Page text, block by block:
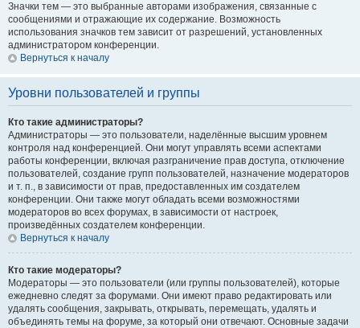
Значки тем — это выбранные авторами изображения, связанные с
сообщениями и отражающие их содержание. Возможность
использования значков тем зависит от разрешений, установленных
администратором конференции.
Вернуться к началу
Уровни пользователей и группы
Кто такие администраторы?
Администраторы — это пользователи, наделённые высшим уровнем
контроля над конференцией. Они могут управлять всеми аспектами
работы конференции, включая разграничение прав доступа, отключение
пользователей, создание групп пользователей, назначение модераторов
и т. п., в зависимости от прав, предоставленных им создателем
конференции. Они также могут обладать всеми возможностями
модераторов во всех форумах, в зависимости от настроек,
произведённых создателем конференции.
Вернуться к началу
Кто такие модераторы?
Модераторы — это пользователи (или группы пользователей), которые
ежедневно следят за форумами. Они имеют право редактировать или
удалять сообщения, закрывать, открывать, перемещать, удалять и
объединять темы на форуме, за который они отвечают. Основные задачи